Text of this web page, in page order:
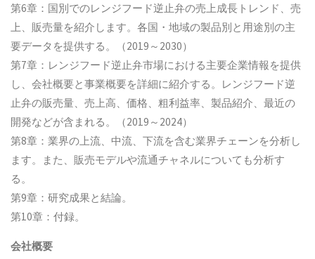
第6章：国別でのレンジフード逆止弁の売上成長トレンド、売
上、販売量を紹介します。各国・地域の製品別と用途別の主
要データを提供する。（2019～2030）
第7章：レンジフード逆止弁市場における主要企業情報を提供
し、会社概要と事業概要を詳細に紹介する。レンジフード逆
止弁の販売量、売上高、価格、粗利益率、製品紹介、最近の
開発などが含まれる。（2019～2024）
第8章：業界の上流、中流、下流を含む業界チェーンを分析し
ます。また、販売モデルや流通チャネルについても分析す
る。
第9章：研究成果と結論。
第10章：付録。
会社概要